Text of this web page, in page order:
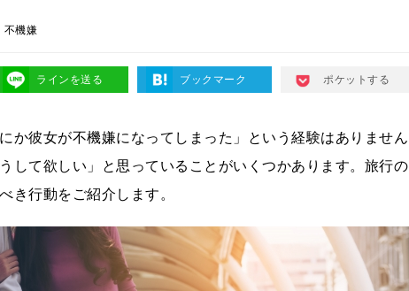
不機嫌
ラインを送る ブックマーク ポケットする
か彼女が不機嫌になってしまった」という経験はありません
して欲しい」と思っていることがいくつかあります。旅行の
き行動をご紹介します。